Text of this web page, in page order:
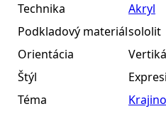
Technika
Akryl
Podkladový materiálsololit
Orientácia
Štýl
Téma